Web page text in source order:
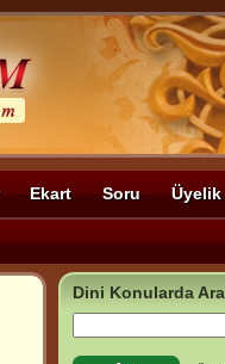
Ekart Soru Üyelik
Dini Konularda